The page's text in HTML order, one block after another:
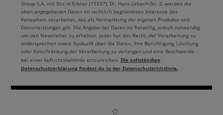
Group S.A. mit Sitz in Erkner (15537), Dr. Hans-Lebach-Str. 2, werden die
oben angegebenen Daten im rechtlich begründeten Interesse des
Verwalters verarbeitet, das als Vermarktung der eigenen Produkte und
Dienstleistungen gilt. Die Angabe der Daten ist freiwillig, jedoch notwendig,
um den Newsletter zu erhalten. Jeder hat das Recht, der Verarbeitung zu
widersprechen sowie Auskunft über die Daten, ihre Berichtigung, Löschung
oder Einschränkung der Verarbeitung zu verlangen und eine Beschwerde
bei einer Aufsichtsbehörde einzureichen. Die vollständige
Datenschutzerklärung findest du in der Datenschutzrichtlinie.